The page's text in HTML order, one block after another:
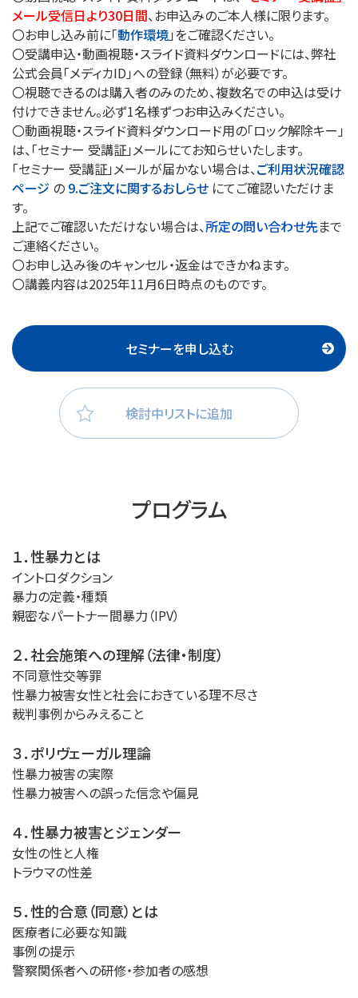
メール受信日より30日間、お申込みのご本人様に限ります。
〇お申し込み前に「動作環境」をご確認ください。
〇受講申込・動画視聴・スライド資料ダウンロードには、弊社
公式会員「メディカID」への登録（無料）が必要です。
〇視聴できるのは購入者のみのため、複数名での申込は受け
付けできません。必ず1名様ずつお申込みください。
〇動画視聴・スライド資料ダウンロード用の「ロック解除キー」
は、「セミナー 受講証」メールにてお知らせいたします。
「セミナー 受講証」メールが届かない場合は、ご利用状況確認
ページ の 9.ご注文に関するおしらせ にてご確認いただけま
す。
上記でご確認いただけない場合は、所定の問い合わせ先まで
ご連絡ください。
〇お申し込み後のキャンセル・返金はできかねます。
〇講義内容は2025年11月6日時点のものです。
セミナーを申し込む
検討中リストに追加
プログラム
１．性暴力とは
イントロダクション
暴力の定義・種類
親密なパートナー間暴力（IPV）
２．社会施策への理解（法律・制度）
不同意性交等罪
性暴力被害女性と社会におきている理不尽さ
裁判事例からみえること
３．ポリヴェーガル理論
性暴力被害の実際
性暴力被害への誤った信念や偏見
４．性暴力被害とジェンダー
女性の性と人権
トラウマの性差
５．性的合意（同意）とは
医療者に必要な知識
事例の提示
警察関係者への研修・参加者の感想